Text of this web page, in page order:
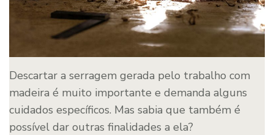
Descartar a serragem gerada pelo trabalho com
madeira é muito importante e demanda alguns
cuidados específicos. Mas sabia que também é
possível dar outras finalidades a ela?